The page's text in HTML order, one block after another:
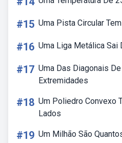
#15 Uma Pista Circular
#16 Uma Liga Metálica Sai
#17 Uma Das Diagonais
Extremidades
#18 Um Poliedro Convexo
Lados
#19 Um Milhão São